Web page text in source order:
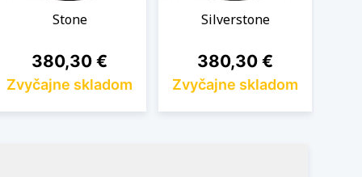
Stone
Cena
380,30 €
Zvyčajne skladom
Silverstone
Cena
380,30 €
Zvyčajne skladom